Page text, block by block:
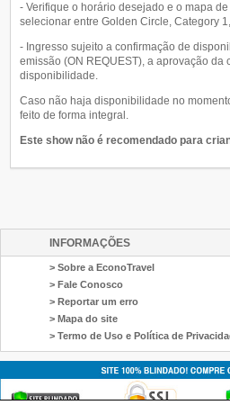
- Verifique o horário desejado e o mapa
selecionar entre Golden Circle, Category
- Ingresso sujeito a confirmação de
emissão (ON REQUEST), a aprovação da
disponibilidade.
Caso não haja disponibilidade no
feito de forma integral.
Este show não é recomendado para
INFORMAÇÕES
> Sobre a EconoTravel
> Fale Conosco
> Reportar um erro
> Mapa do site
> Termo de Uso e Política de